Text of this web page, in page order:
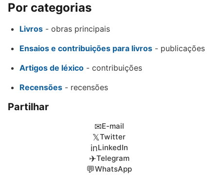
Por categorias
Livros - obras principais
Ensaios e contribuições para livros - publicações
Artigos de léxico - contribuições
Recensões - recensões
Partilhar
✉E-mail
𝕏Twitter
inLinkedIn
✈Telegram
💬WhatsApp